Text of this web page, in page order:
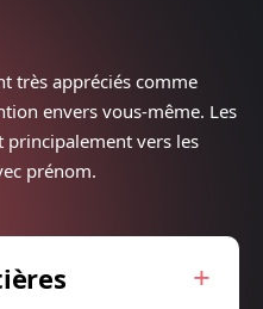
très appréciés comme
envers vous-même. Les
principalement vers les
prénom.